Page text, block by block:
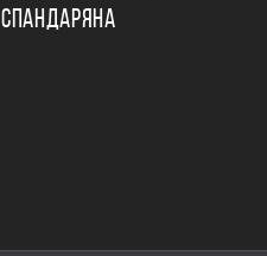
СПАНДАРЯНА